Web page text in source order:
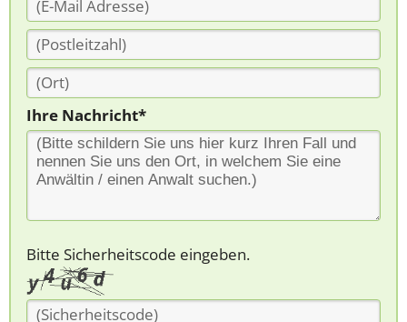
Ihre Nachricht*
Bitte Sicherheitscode eingeben.